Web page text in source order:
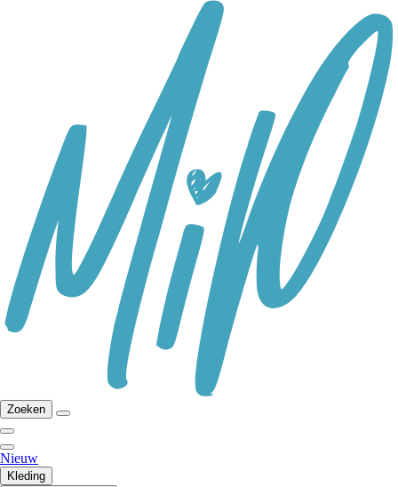
Zoeken
Nieuw
Kleding